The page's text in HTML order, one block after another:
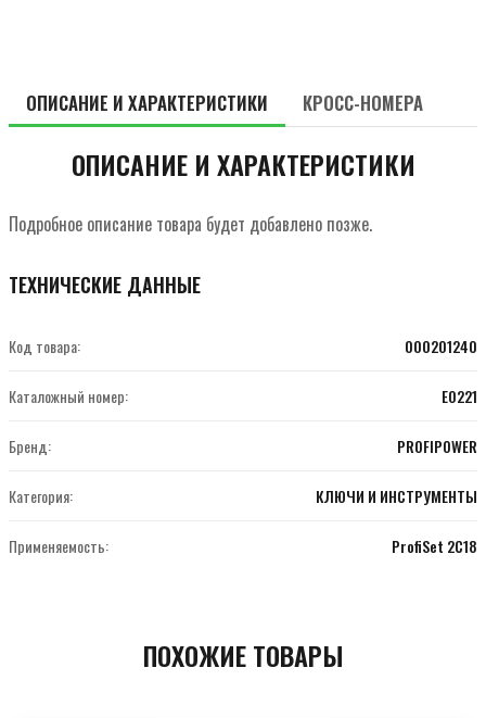
ОПИСАНИЕ И ХАРАКТЕРИСТИКИ КРОСС-НОМЕРА
ОПИСАНИЕ И ХАРАКТЕРИСТИКИ
Подробное описание товара будет добавлено позже.
ТЕХНИЧЕСКИЕ ДАННЫЕ
Код товара: 000201240
Каталожный номер: E0221
Бренд: PROFIPOWER
Категория: КЛЮЧИ И ИНСТРУМЕНТЫ
Применяемость: ProfiSet 2С18
ПОХОЖИЕ ТОВАРЫ